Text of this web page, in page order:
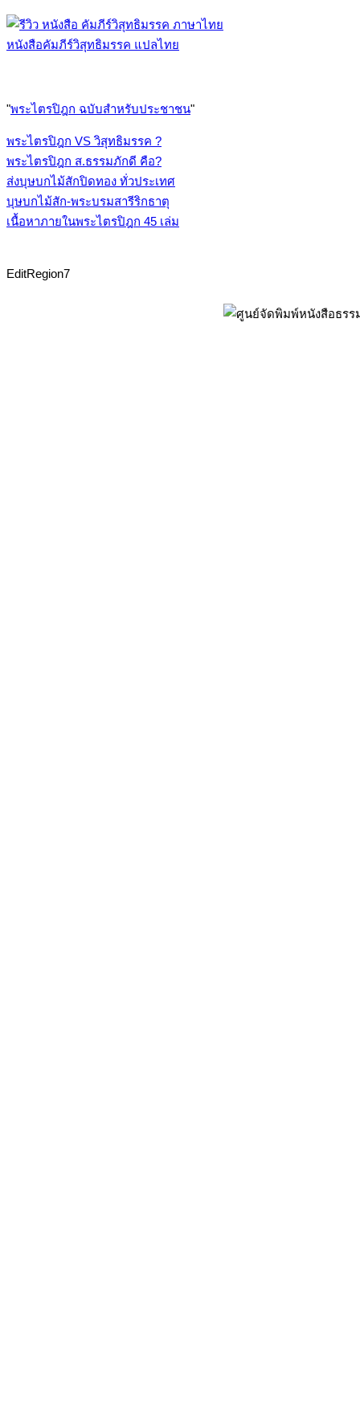
หนังสือคัมภีร์วิสุทธิมรรค แปลไทย
"พระไตรปิฎก ฉบับสำหรับประชาชน"
พระไตรปิฎก VS วิสุทธิมรรค ?
พระไตรปิฎก ส.ธรรมภักดี คือ?
ส่งบุษบกไม้สักปิดทอง ทั่วประเทศ
บุษบกไม้สัก-พระบรมสารีริกธาตุ
เนื้อหาภายในพระไตรปิฎก 45 เล่ม
EditRegion7